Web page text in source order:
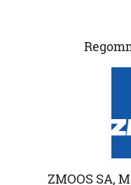
ZMOOS SA,